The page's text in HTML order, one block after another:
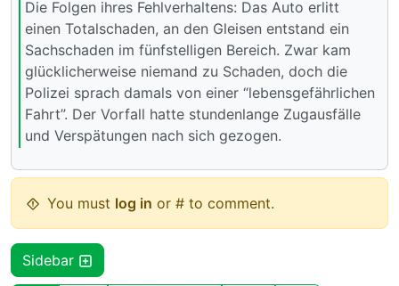
Die Folgen ihres Fehlverhaltens: Das Auto erlitt
einen Totalschaden, an den Gleisen entstand ein
Sachschaden im fünfstelligen Bereich. Zwar kam
glücklicherweise niemand zu Schaden, doch die
Polizei sprach damals von einer “lebensgefährlichen
Fahrt”. Der Vorfall hatte stundenlange Zugausfälle
und Verspätungen nach sich gezogen.
You must log in or # to comment.
Sidebar